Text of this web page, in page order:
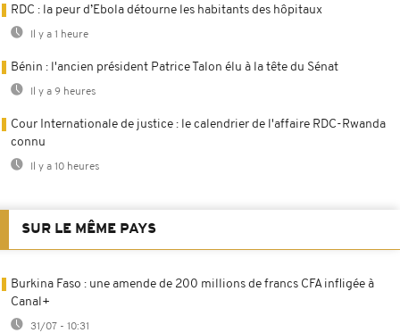
RDC : la peur d’Ebola détourne les habitants des hôpitaux
Il y a 1 heure
Bénin : l'ancien président Patrice Talon élu à la tête du Sénat
Il y a 9 heures
Cour Internationale de justice : le calendrier de l'affaire RDC-Rwanda
connu
Il y a 10 heures
SUR LE MÊME PAYS
Burkina Faso : une amende de 200 millions de francs CFA infligée à
Canal+
31/07 - 10:31